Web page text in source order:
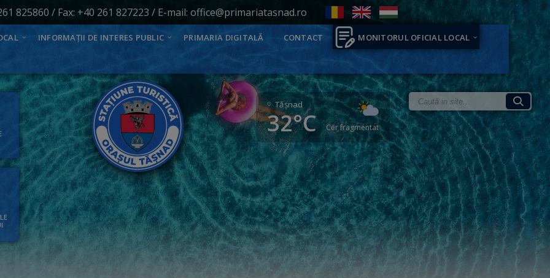
825860 / Fax: +40 261 827223 / E-mail: office@primariatasnad.ro
INFORMAȚII DE INTERES PUBLIC PRIMARIA DIGITALĂ CONTACT MONITORUL OFICIAL LOCAL
Tăşnad
32°C Cer fragmentat